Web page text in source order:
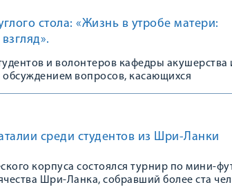
стола: «Жизнь в утробе матери:
и волонтеров кафедры акушерства
вопросов, касающихся
среди студентов из Шри-Ланки
корпуса состоялся турнир по мини-
Шри-Ланка, собравший более ста